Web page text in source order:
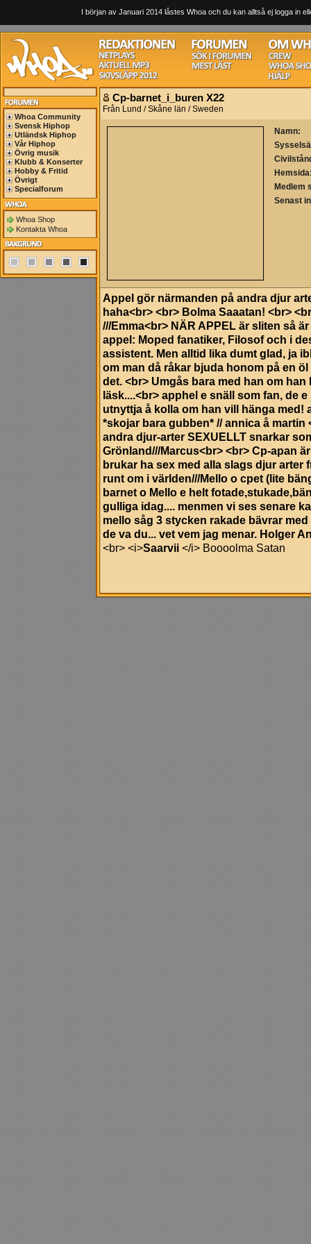
I början av Januari 2014 låstes Whoa och du kan alltså ej logga in
Whoa Community
Svensk Hiphop
Utländsk Hiphop
Vår Hiphop
Övrig musik
Klubb & Konserter
Hobby & Fritid
Övrigt
Specialforum
Whoa Shop
Kontakta Whoa
Cp-barnet_i_buren X22
Från Lund / Skåne län / Sweden
Namn:
Medlem
Senast
Appel gör närmanden på andra djur
haha<br> <br> Bolma Saaatan! <br>
///Emma<br> NÄR APPEL är sliten så
appel: Moped fanatiker, Filosof och i
assistent. Men alltid lika dumt glad, ja
om man då råkar bjuda honom på en
det. <br> Umgås bara med han om
läsk....<br> apphel e snäll som fan, de
utnyttja å kolla om han vill hänga med!
*skojar bara gubben* // annica å martin
andra djur-arter SEXUELLT snarkar
Grönland///Marcus<br> <br> Cp-apan
brukar ha sex med alla slags djur
runt om i världen///Mello o cpet (lite
barnet o Mello e helt
gulliga idag.... menmen vi ses senare
mello såg 3 stycken rakade bävrar
de va du... vet vem jag menar. Holger
<br> <i>Saarvii </i> Boooolma Satan